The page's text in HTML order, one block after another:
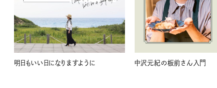
明日もいい日になりますように 中沢元紀の板前さん入門